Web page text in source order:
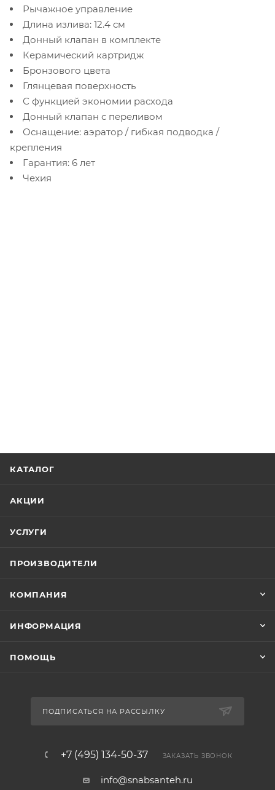
Рычажное управление
Длина излива: 12.4 см
Донный клапан в комплекте
Керамический картридж
Бронзового цвета
Глянцевая поверхность
С функцией экономии расхода
Донный клапан с переливом
Оснащение: аэратор / гибкая подводка /
крепления
Гарантия: 6 лет
Чехия
КАТАЛОГ
АКЦИИ
УСЛУГИ
ПРОИЗВОДИТЕЛИ
КОМПАНИЯ
ИНФОРМАЦИЯ
ПОМОЩЬ
ПОДПИСАТЬСЯ НА РАССЫЛКУ
+7 (495) 134-50-37 ЗАКАЗАТЬ ЗВОНОК
info@snabsanteh.ru